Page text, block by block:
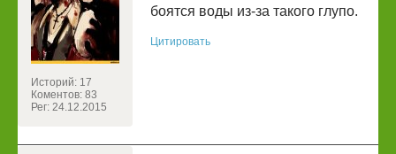
Историй: 17
Коментов: 83
Рег: 24.12.2015
боятся воды из-за такого глупо.
Цитировать